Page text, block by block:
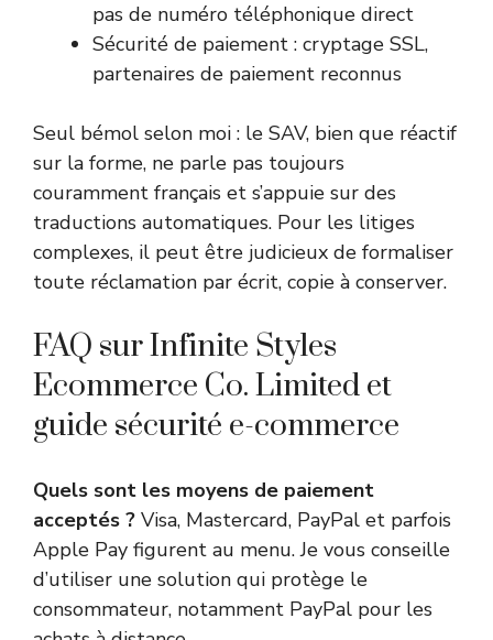
pas de numéro téléphonique direct
Sécurité de paiement : cryptage SSL,
partenaires de paiement reconnus
Seul bémol selon moi : le SAV, bien que réactif
sur la forme, ne parle pas toujours
couramment français et s’appuie sur des
traductions automatiques. Pour les litiges
complexes, il peut être judicieux de formaliser
toute réclamation par écrit, copie à conserver.
FAQ sur Infinite Styles
Ecommerce Co. Limited et
guide sécurité e-commerce
Quels sont les moyens de paiement
acceptés ? Visa, Mastercard, PayPal et parfois
Apple Pay figurent au menu. Je vous conseille
d’utiliser une solution qui protège le
consommateur, notamment PayPal pour les